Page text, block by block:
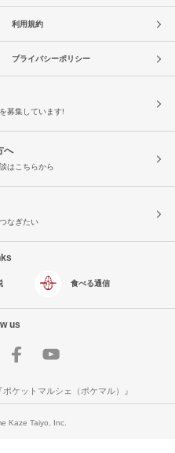
利用規約
プライバシーポリシー
募集しています!
へ
はこちらから
なぎたい
食べる通信
us
ケットマルシェ（ポケマル）』
Kaze Taiyo, Inc.